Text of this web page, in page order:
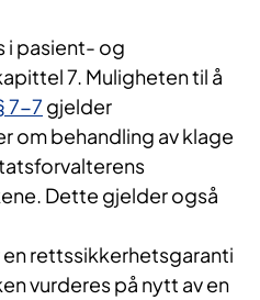
i pasient- og
7. Muligheten til å
7-7 gjelder
om behandling av klage
Dette gjelder også
rettssikkerhetsgaranti
vurderes på nytt av en